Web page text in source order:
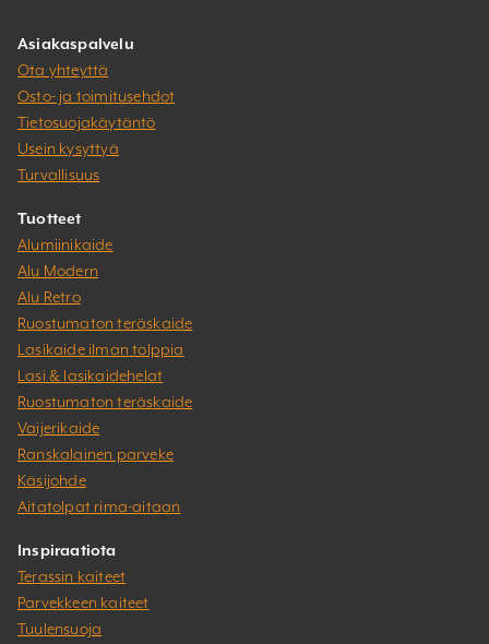
Asiakaspalvelu
Ota yhteyttä
Osto- ja toimitusehdot
Tietosuojakäytäntö
Usein kysyttyä
Turvallisuus
Tuotteet
Alumiinikaide
Alu Modern
Alu Retro
Ruostumaton teräskaide
Lasikaide ilman tolppia
Lasi & lasikaidehelat
Ruostumaton teräskaide
Vaijerikaide
Ranskalainen parveke
Käsijohde
Aitatolpat rima-aitaan
Inspiraatiota
Terassin kaiteet
Parvekkeen kaiteet
Tuulensuoja